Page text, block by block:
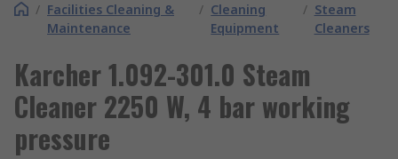
/ Facilities Cleaning &
Maintenance
/ Cleaning
Equipment
/ Steam
Cleaners
Karcher 1.092-301.0 Steam
Cleaner 2250 W, 4 bar working
pressure